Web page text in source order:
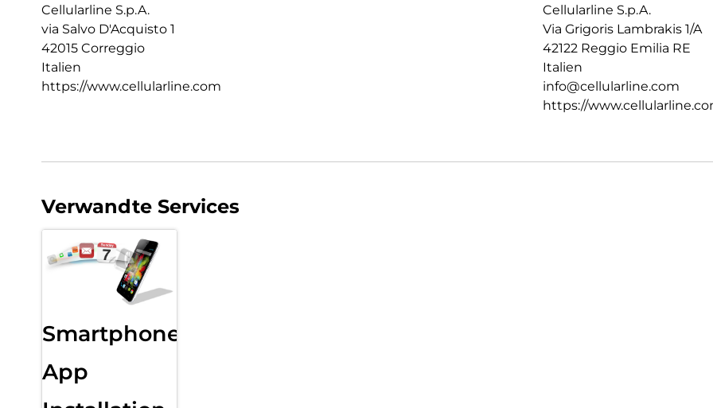
Cellularline S.p.A.
via Salvo D'Acquisto 1
42015 Correggio
Italien
https://www.cellularline.com
Cellularline S.p.A.
Via Grigoris Lambrakis 1/A
42122 Reggio Emilia RE
Italien
info@cellularline.com
https://
Verwandte Services
Smartphone
App